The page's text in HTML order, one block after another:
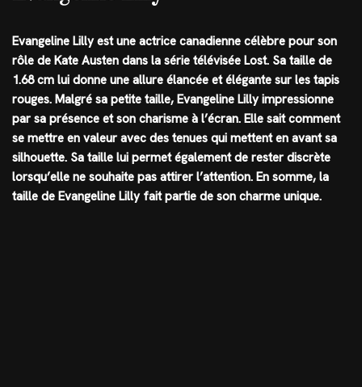
Evangeline Lilly est une actrice canadienne célèbre pour son
rôle de Kate Austen dans la série télévisée Lost. Sa taille de
1.68 cm lui donne une allure élancée et élégante sur les tapis
rouges. Malgré sa petite taille, Evangeline Lilly impressionne
par sa présence et son charisme à l’écran. Elle sait comment
se mettre en valeur avec des tenues qui mettent en avant sa
silhouette. Sa taille lui permet également de rester discrète
lorsqu’elle ne souhaite pas attirer l’attention. En somme, la
taille de Evangeline Lilly fait partie de son charme unique.